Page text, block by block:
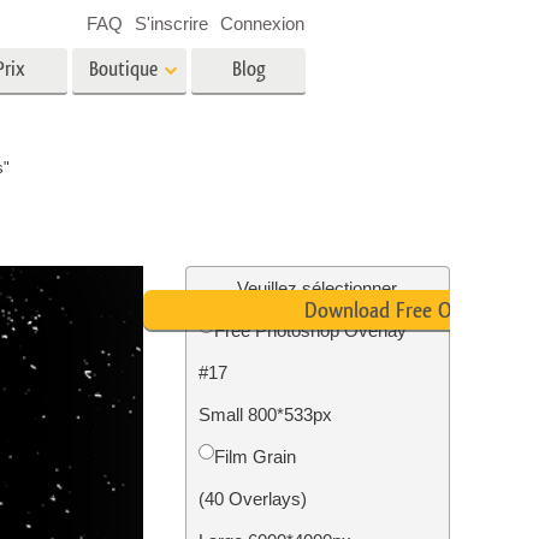
Services de restauration photo
Boutique Blog
FAQ S'inscrire Connexion
Veuillez sélectionner
Free Photoshop Overlay
#17
Small 800*533px
Film Grain
(40 Overlays)
Download Free Overlay